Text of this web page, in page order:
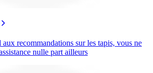
recommandations sur les tapis, vous ne
nulle part ailleurs